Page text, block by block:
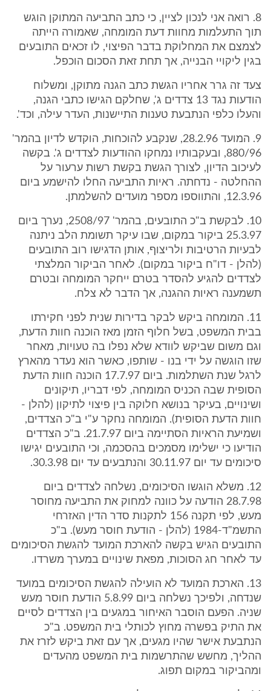
8. רואה אני לנכון לציין, כי כתב התביעה המתוקן הוגש
תוך התעלמות מחוות דעת המומחה, שאמורה הייתה
לצמצם את המחלוקת בדבר הפיצוי, לו זכאים התובעים
בגין ליקויי הבנייה, אך תחת זאת הסכום הוכפל.
צעד זה גרר אחריו הגשת כתב הגנה מתוקן, ומשלוח
הודעות נגד 13 צדדים ג', שחלקם הגישו כתבי הגנה,
והעלו כלפי הנתבעת טענות התיישנות, העדר עילה, וכד'.
9. המועד 28.2.96, שנקבע להוכחות, הוקדש לדיון בהמר'
880/96, ובעקבותיו נמחקו ההודעות לצדדים ג'. בקשה
לעיכוב הדיון, לצורך הגשת בקשת רשות ערעור על
ההחלטה - נדחתה. ראיות התביעה החלו להישמע ביום
12.3.96, והתווספו מספר מועדים להשלמתן.
10. לבקשת ב"כ התובעים, בהמר' 2508/97, נערך ביום
25.3.97 ביקור במקום, שבו עיקר תשומת הלב ניתנה
לבעיות הרטיבות ולריצוף, אותן הדגישו רוב התובעים
(להלן - דו"ח ביקור במקום). לאחר הביקור המלצתי
לצדדים להגיע להסדר בטרם ייחקר המומחה ובטרם
תשמענה ראיות ההגנה, אך הדבר לא צלח.
11. המומחה ביקש לבקר בדירות שנית לפני חקירתו
בבית המשפט, בשל חלוף הזמן מאז הוכנה חוות הדעת,
וגם משום שביקש לוודא שלא נפלו בה טעויות, מאחר
שזו הוגשה על ידי בנו - שותפו, כאשר הוא נעדר מהארץ
לרגל שנת השתלמות. ביום 17.7.97 הוכנה חוות הדעת
הסופית שבה הכניס המומחה, לפי דבריו, תיקונים
ושינויים, בעיקר בנושא חלוקה בין פיצוי לתיקון (להלן -
חוות הדעת הסופית). המומחה נחקר ע"י ב"כ הצדדים,
ושמיעת הראיות הסתיימה ביום 21.7.97. ב"כ הצדדים
הודיעו כי ישלימו מסמכים בהסכמה, וכי התובעים יגישו
סיכומים עד יום 30.11.97 והנתבעים עד יום 30.3.98.
12. משלא הוגשו הסיכומים, נשלחה לצדדים ביום
28.7.98 הודעה על כוונה למחוק את התביעה מחוסר
מעש, לפי תקנה 156 לתקנות סדר הדין האזרחי
התשמ"ד-1984 (להלן - הודעת חוסר מעש). ב"כ
התובעים הגיש בקשה להארכת המועד להגשת הסיכומים
עד לאחר חג הסוכות, מפאת שינויים במערך משרדו.
13. הארכת המועד לא הועילה להגשת הסיכומים במועד
שנדחה, ולפיכך נשלחה ביום 5.8.99 הודעת חוסר מעש
שניה. הפעם הוסבר האיחור במגעים בין הצדדים לסיים
את התיק בפשרה מחוץ לכותלי בית המשפט. ב"כ
הנתבעת אישר שהיו מגעים, אך עם זאת ביקש לזרז את
ההליך, מחשש שהתרשמות בית המשפט מהעדים
ומהביקור במקום תפוג.